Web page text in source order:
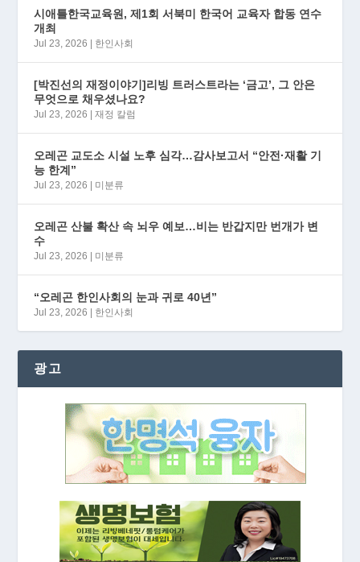
시애틀한국교육원, 제1회 서북미 한국어 교육자 합동 연수
개최
Jul 23, 2026 | 한인사회
[박진선의 재정이야기]리빙 트러스트라는 ‘금고’, 그 안은
무엇으로 채우셨나요?
Jul 23, 2026 |재정 칼럼
오레곤 교도소 시설 노후 심각…감사보고서 “안전·재활 기
능 한계”
Jul 23, 2026 | 미분류
오레곤 산불 확산 속 뇌우 예보…비는 반갑지만 번개가 변
수
Jul 23, 2026 | 미분류
“오레곤 한인사회의 눈과 귀로 40년”
Jul 23, 2026 | 한인사회
광고